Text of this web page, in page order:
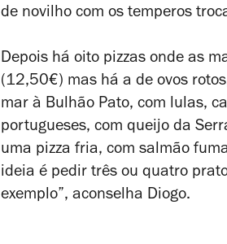
de novilho com os temperos
Depois há oito pizzas onde as
(12,50€) mas há a de ovos
mar à Bulhão Pato, com lulas,
portugueses, com queijo da
uma pizza fria, com salmão
ideia é pedir três ou quatro
exemplo”, aconselha Diogo.